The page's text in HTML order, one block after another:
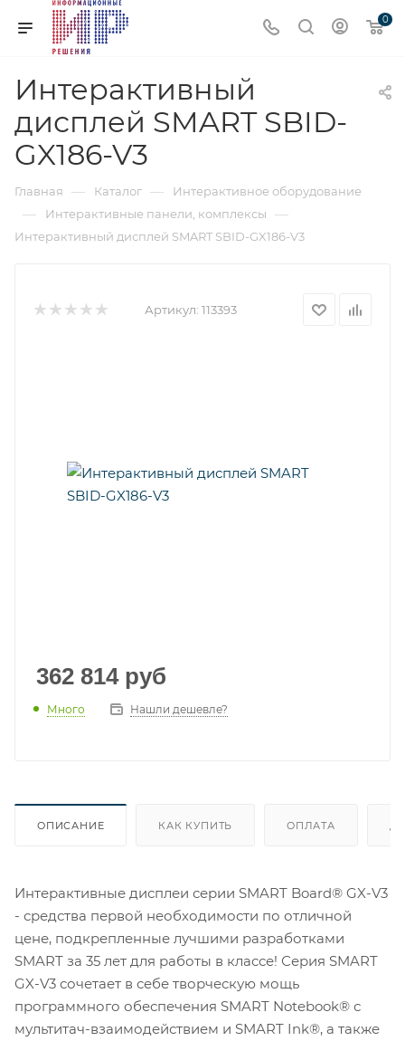
0
Интерактивный
дисплей SMART SBID-
GX186-V3
Главная — Каталог — Интерактивное оборудование
— Интерактивные панели, комплексы —
Интерактивный дисплей SMART SBID-GX186-V3
Артикул: 113393
362 814руб
Много Нашли дешевле?
ОПИСАНИЕ КАК КУПИТЬ ОПЛАТА
Интерактивные дисплеи серии SMART Board® GX-V3
- средства первой необходимости по отличной
цене, подкрепленные лучшими разработками
SMART за 35 лет для работы в классе! Серия SMART
GX-V3 сочетает в себе творческую мощь
программного обеспечения SMART Notebook® с
мультитач-взаимодействием и SMART Ink®, а также